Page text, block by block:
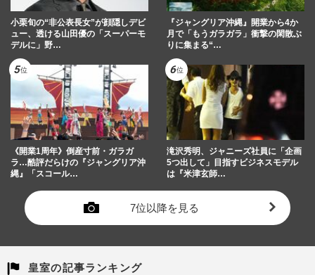
小栗旬の“非公表長女”が顔隠しデビ
ュー、透ける山田優の「スーパーモ
デルに」野…
『ジャングリア沖縄』開業から4か
月で「もうガラガラ」衝撃の閑散ぶ
りに集まる“…
《開業1周年》倒産寸前・ガラガ
ラ…酷評だらけの『ジャングリア沖
縄』「スコール…
滝沢秀明、ジャニーズ社員に「企画
5つ出して」目指すビジネスモデル
は『米津玄師…
7位以降を見る
皇室の記事ランキング